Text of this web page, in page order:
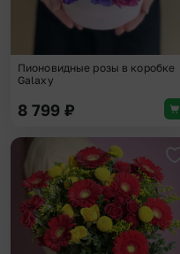
Пионовидные розы в коробке
Galaxy
8 799 ₽